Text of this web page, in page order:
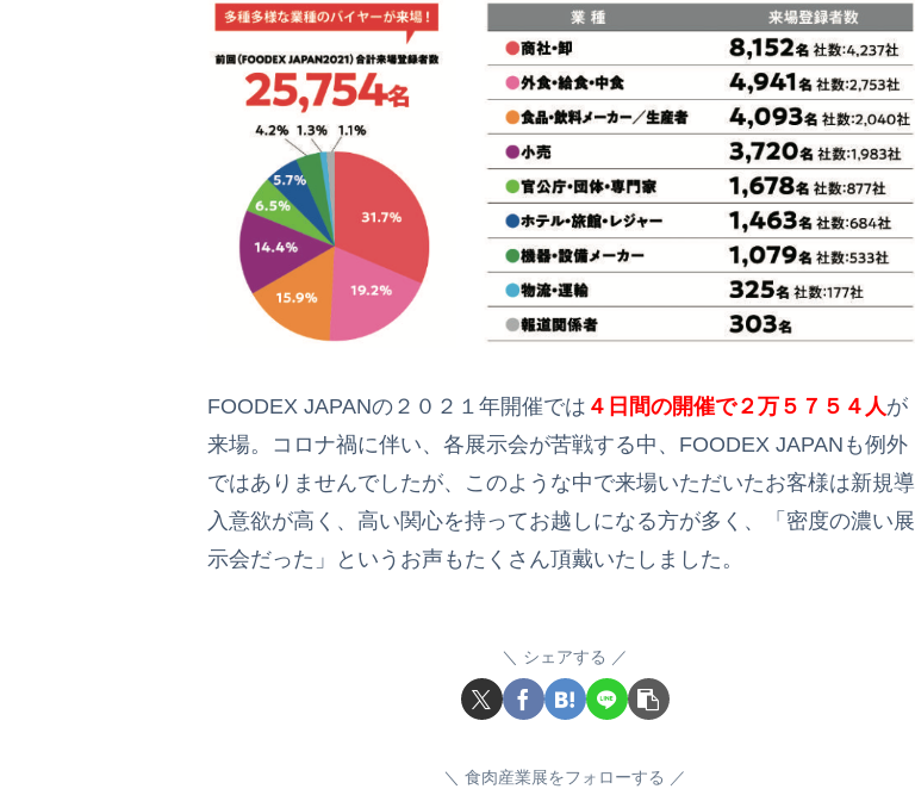
FOODEX JAPANの２０２１年開催では ４日間の開催で２万５７５４人が
来場。コロナ禍に伴い、各展示会が苦戦する中、FOODEX JAPANも例外
ではありませんでしたが、このような中で来場いただいたお客様は新規導
入意欲が高く、高い関心を持ってお越しになる方が多く、「密度の濃い展
示会だった」というお声もたくさん頂戴いたしました。
シェアする
食肉産業展をフォローする